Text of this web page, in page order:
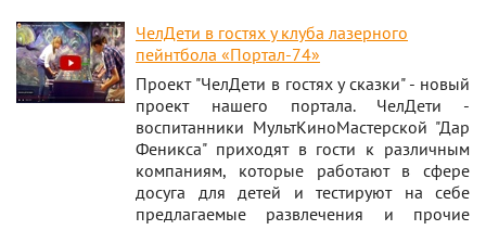
ЧелДети в гостях у клуба лазерного
пейнтбола «Портал-74»
Проект "ЧелДети в гостях у сказки" - новый
проект нашего портала. ЧелДети -
воспитанники МультКиноМастерской "Дар
Феникса" приходят в гости к различным
компаниям, которые работают в сфере
досуга для детей и тестируют на себе
предлагаемые развлечения и прочие